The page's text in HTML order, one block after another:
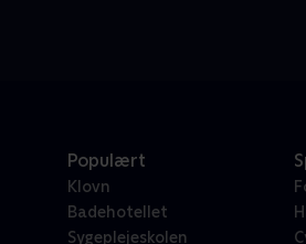
Populært
Klovn
Badehotellet
Sygeplejeskolen